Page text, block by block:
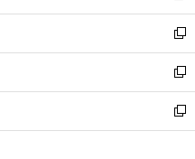
開
く
ウ
で
開
く
ン
ド
ウ
で
開
く
ウ
ィ
ン
ド
ウ
で
開
し
い
ウ
ィ
ン
ド
ウ
新
し
い
ウ
ィ
ン
新
し
い
ウ
新
し